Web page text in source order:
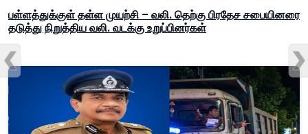
பள்ளத்துக்குள் தள்ள முயற்சி – வலி. தெற்கு பிரதேச சபையினரை
தடுத்து நிறுத்திய வலி. வடக்கு உறுப்பினர்கள்